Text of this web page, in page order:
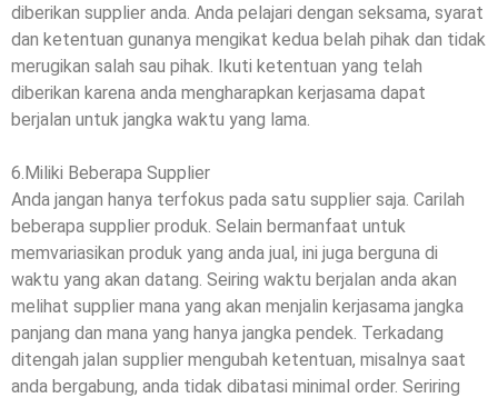
diberikan supplier anda. Anda pelajari dengan seksama, syarat
dan ketentuan gunanya mengikat kedua belah pihak dan tidak
merugikan salah sau pihak. Ikuti ketentuan yang telah
diberikan karena anda mengharapkan kerjasama dapat
berjalan untuk jangka waktu yang lama.
6.Miliki Beberapa Supplier
Anda jangan hanya terfokus pada satu supplier saja. Carilah
beberapa supplier produk. Selain bermanfaat untuk
memvariasikan produk yang anda jual, ini juga berguna di
waktu yang akan datang. Seiring waktu berjalan anda akan
melihat supplier mana yang akan menjalin kerjasama jangka
panjang dan mana yang hanya jangka pendek. Terkadang
ditengah jalan supplier mengubah ketentuan, misalnya saat
anda bergabung, anda tidak dibatasi minimal order. Seriring